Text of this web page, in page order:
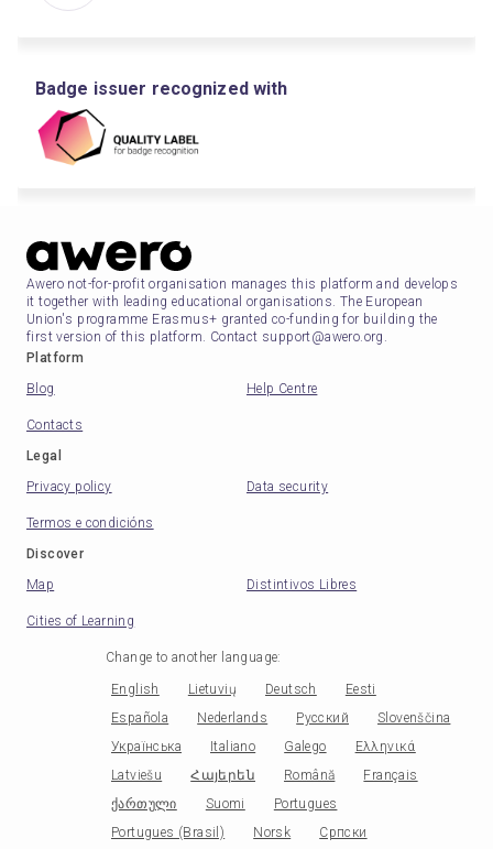
Badge issuer recognized with
Awero not-for-profit organisation manages this platform and develops
it together with leading educational organisations. The European
Union's programme Erasmus+ granted co-funding for building the
first version of this platform. Contact support@awero.org.
Platform
Blog
Help Centre
Contacts
Legal
Privacy policy
Data security
Termos e condicións
Discover
Map
Distintivos Libres
Cities of Learning
Change to another language:
English Lietuvių Deutsch
Eesti
Española
Nederlands Русский
Slovenščina
Українська
Italiano Galego
Ελληνικά
Latviešu
Հայերեն Română
Français
ქართული
Suomi
Portugues
Portugues (Brasil)
Norsk Српски